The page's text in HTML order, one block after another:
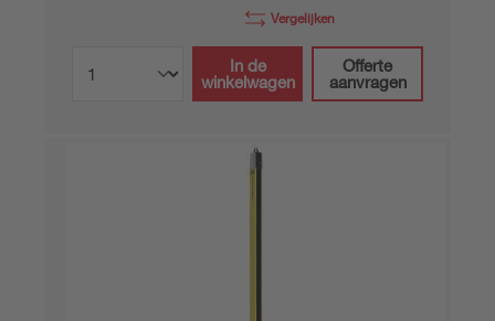
Vergelijken
In de
winkelwagen
Offerte
aanvragen